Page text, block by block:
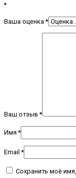
*
Ваша оценка*
Ваш отзыв*
Имя*
Email*
Сохранить моё